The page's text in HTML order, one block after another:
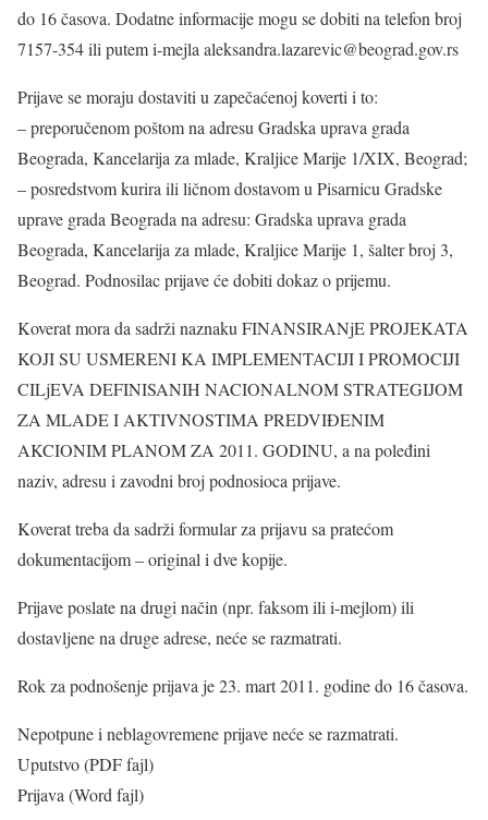
do 16 časova. Dodatne informacije mogu se dobiti na telefon broj
7157-354 ili putem i-mejla aleksandra.lazarevic@beograd.gov.rs
Prijave se moraju dostaviti u zapečaćenoj koverti i to:
– preporučenom poštom na adresu Gradska uprava grada
Beograda, Kancelarija za mlade, Kraljice Marije 1/XIX, Beograd;
– posredstvom kurira ili ličnom dostavom u Pisarnicu Gradske
uprave grada Beograda na adresu: Gradska uprava grada
Beograda, Kancelarija za mlade, Kraljice Marije 1, šalter broj 3,
Beograd. Podnosilac prijave će dobiti dokaz o prijemu.
Koverat mora da sadrži naznaku FINANSIRANjE PROJEKATA
KOJI SU USMERENI KA IMPLEMENTACIJI I PROMOCIJI
CILjEVA DEFINISANIH NACIONALNOM STRATEGIJOM
ZA MLADE I AKTIVNOSTIMA PREDVIĐENIM
AKCIONIM PLANOM ZA 2011. GODINU, a na poleđini
naziv, adresu i zavodni broj podnosioca prijave.
Koverat treba da sadrži formular za prijavu sa pratećom
dokumentacijom – original i dve kopije.
Prijave poslate na drugi način (npr. faksom ili i-mejlom) ili
dostavljene na druge adrese, neće se razmatrati.
Rok za podnošenje prijava je 23. mart 2011. godine do 16 časova.
Nepotpune i neblagovremene prijave neće se razmatrati.
Uputstvo (PDF fajl)
Prijava (Word fajl)